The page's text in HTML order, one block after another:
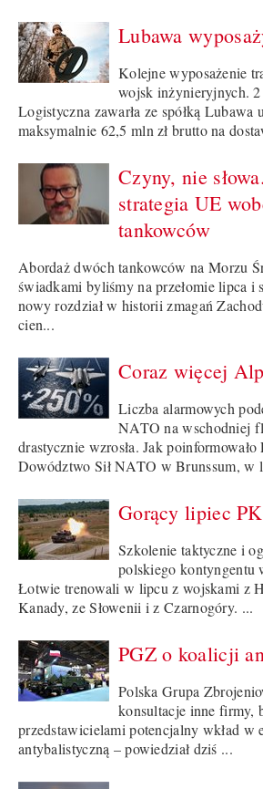
Lubawa
Kolejne wyposażenie
wojsk inżynieryjnych.
Logistyczna zawarła ze spółką Lubawa
maksymalnie 62,5 mln zł brutto na
Czyny, nie
strategia UE
tankowców
Abordaż dwóch tankowców na Morzu
świadkami byliśmy na przełomie lipca i
nowy rozdział w historii zmagań
cien...
Coraz więcej
Liczba alarmowych
NATO na wschodniej
drastycznie wzrosła. Jak poinformowało
Dowództwo Sił NATO w Brunssum, w
Gorący lipiec
Szkolenie taktyczne i
polskiego kontyngentu
Łotwie trenowali w lipcu z wojskami z
Kanady, ze Słowenii i z Czarnogóry. ...
PGZ o koalicji
Polska Grupa
konsultacje inne firmy,
przedstawicielami potencjalny wkład w
antybalistyczną – powiedział dziś ...